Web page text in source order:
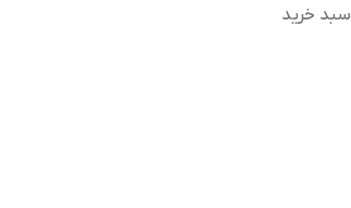
سبد خرید